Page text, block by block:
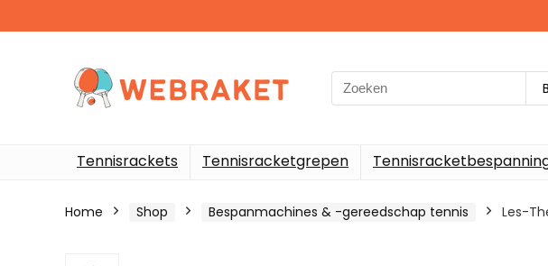
Search
for:
Tennisrackets Tennisracketgrepen
Home Shop Bespanmachines & -gereedschap tennis Les-